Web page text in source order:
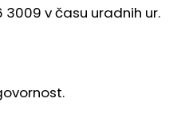
v času uradnih ur.